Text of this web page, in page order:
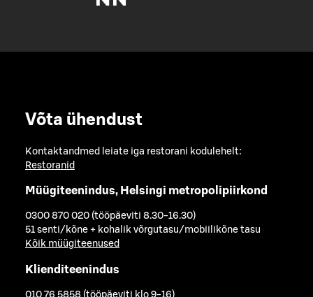
Võta ühendust
Kontaktandmed leiate iga restorani kodulehelt:
Restoranid
Müügiteenindus, Helsingi metropolipiirkond
0300 870 020 (tööpäeviti 8.30-16.30)
51 senti/kõne + kohalik võrgutasu/mobiilikõne tasu
Kõik müügiteenused
Klienditeenindus